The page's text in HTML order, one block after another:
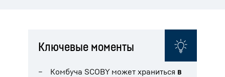
Ключевые моменты
Комбуча SCOBY может храниться в